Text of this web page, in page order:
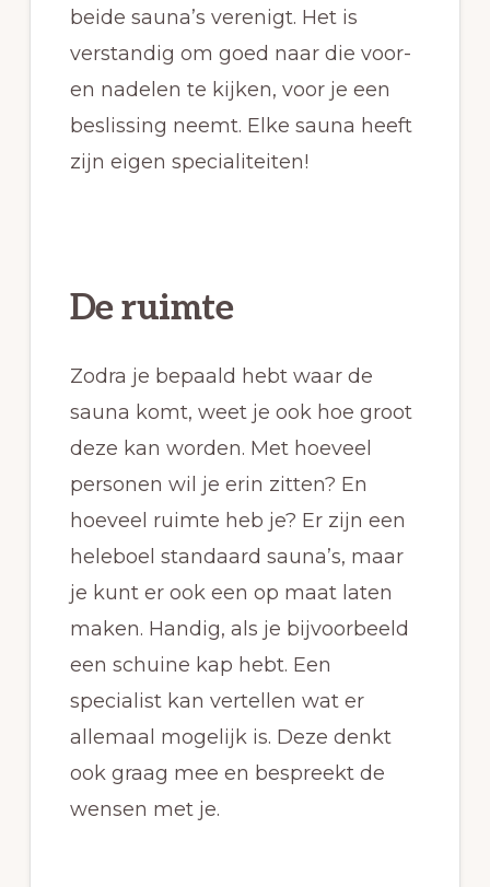
beide sauna’s verenigt. Het is
verstandig om goed naar die voor-
en nadelen te kijken, voor je een
beslissing neemt. Elke sauna heeft
zijn eigen specialiteiten!
De ruimte
Zodra je bepaald hebt waar de
sauna komt, weet je ook hoe groot
deze kan worden. Met hoeveel
personen wil je erin zitten? En
hoeveel ruimte heb je? Er zijn een
heleboel standaard sauna’s, maar
je kunt er ook een op maat laten
maken. Handig, als je bijvoorbeeld
een schuine kap hebt. Een
specialist kan vertellen wat er
allemaal mogelijk is. Deze denkt
ook graag mee en bespreekt de
wensen met je.